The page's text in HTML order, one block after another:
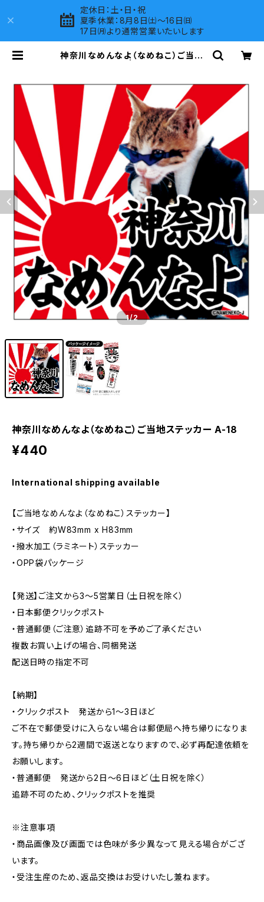
定休日：土・日・祝
夏季休業：8月8日㈯～16日㈰
17日㈪より通常営業いたいします
神奈川なめんなよ（なめねこ）ご当地
1/2
神奈川なめんなよ（なめねこ）ご当地ステッカー A-18
¥440
International shipping available
【ご当地なめんなよ（なめねこ）ステッカー】
・サイズ 約W83mm x H83mm
・撥水加工（ラミネート）ステッカー
・OPP袋パッケージ
【発送】ご注文から3〜5営業日（土日祝を除く）
・日本郵便クリックポスト
・普通郵便（ご注意）追跡不可を予めご了承ください
複数お買い上げの場合、同梱発送
配送日時の指定不可
【納期】
・クリックポスト 発送から1〜3日ほど
ご不在で郵便受けに入らない場合は郵便局へ持ち帰りになりま
す。持ち帰りから2週間で返送となりますので、必ず再配達依頼を
お願いします。
・普通郵便 発送から2日〜6日ほど（土日祝を除く）
追跡不可のため、クリックポストを推奨
※注意事項
・商品画像及び画面では色味が多少異なって見える場合がござ
います。
・受注生産のため、返品交換はお受けいたし兼ねます。